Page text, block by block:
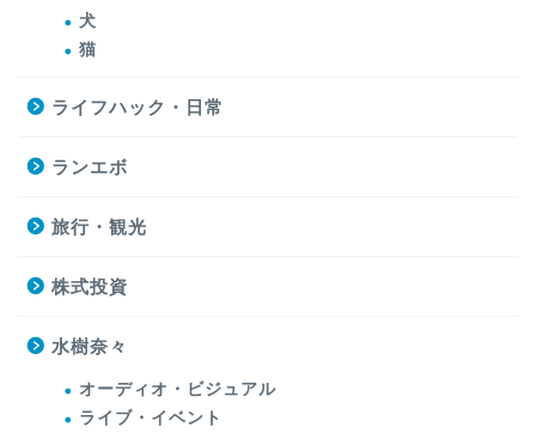
犬
猫
ライフハック・日常
ランエボ
旅行・観光
株式投資
水樹奈々
オーディオ・ビジュアル
ライブ・イベント